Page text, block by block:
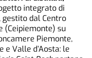
integrato di
, gestito dal Centro
(Ceipiemonte) su
Piemonte,
e Valle d’Aosta: le